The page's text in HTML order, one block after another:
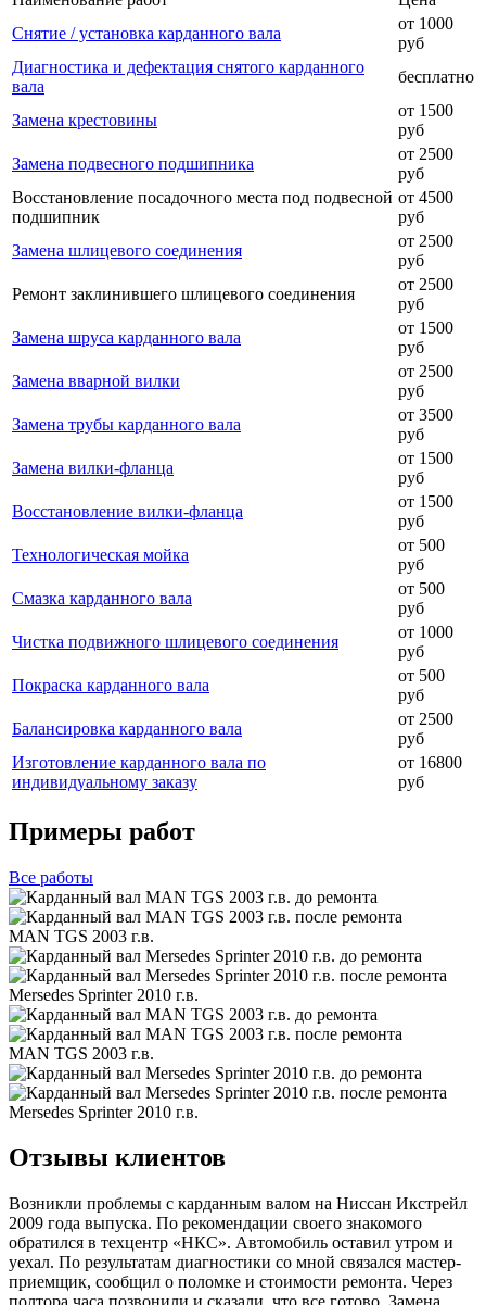
Снятие / установка карданного вала
от 1000
руб
Диагностика и дефектация снятого карданного
вала
бесплатно
Замена крестовины
от 1500
руб
Замена подвесного подшипника
от 2500
руб
Восстановление посадочного места под подвесной
подшипник
от 4500
руб
Замена шлицевого соединения
от 2500
руб
Ремонт заклинившего шлицевого соединения
от 2500
руб
Замена шруса карданного вала
от 1500
руб
Замена вварной вилки
от 2500
руб
Замена трубы карданного вала
от 3500
руб
Замена вилки-фланца
от 1500
руб
Восстановление вилки-фланца
от 1500
руб
Технологическая мойка
от 500
руб
Смазка карданного вала
от 500
руб
Чистка подвижного шлицевого соединения
от 1000
руб
Покраска карданного вала
от 500
руб
Балансировка карданного вала
от 2500
руб
Изготовление карданного вала по
индивидуальному заказу
от 16800
руб
Примеры работ
Все работы
MAN TGS 2003 г.в.
Mersedes Sprinter 2010 г.в.
MAN TGS 2003 г.в.
Mersedes Sprinter 2010 г.в.
Отзывы клиентов
Возникли проблемы с карданным валом на Ниссан Икстрейл
2009 года выпуска. По рекомендации своего знакомого
обратился в техцентр «НКС». Автомобиль оставил утром и
уехал. По результатам диагностики со мной связался мастер-
приемщик, сообщил о поломке и стоимости ремонта. Через